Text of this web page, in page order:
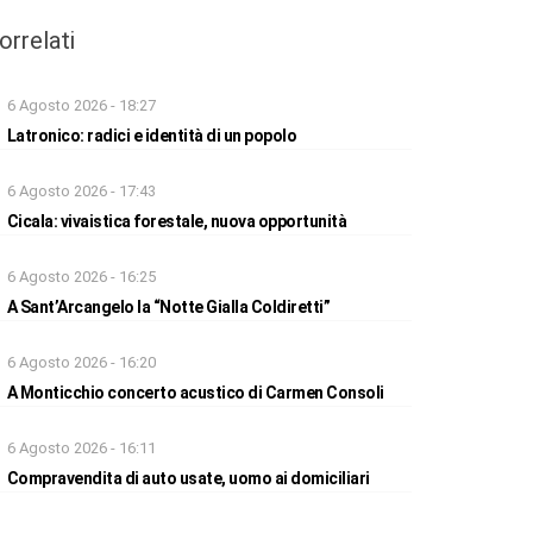
6 Agosto 2026 - 18:27
Latronico: radici e identità di un popolo
6 Agosto 2026 - 17:43
Cicala: vivaistica forestale, nuova opportunità
6 Agosto 2026 - 16:25
A Sant’Arcangelo la “Notte Gialla Coldiretti”
6 Agosto 2026 - 16:20
A Monticchio concerto acustico di Carmen Consoli
6 Agosto 2026 - 16:11
Compravendita di auto usate, uomo ai domiciliari